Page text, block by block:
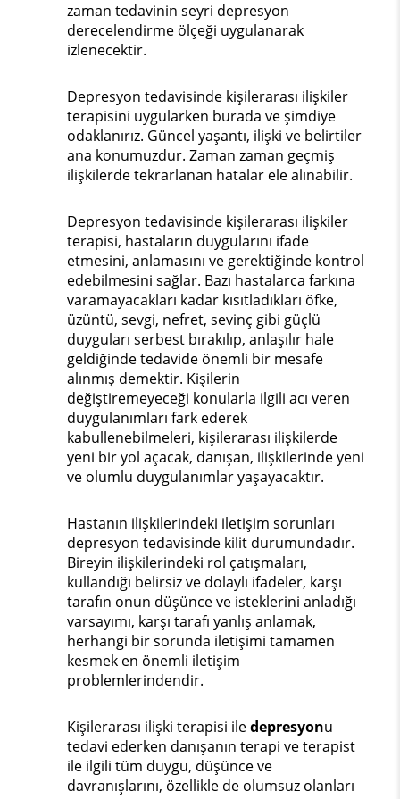
zaman tedavinin seyri depresyon
derecelendirme ölçeği uygulanarak
izlenecektir.
Depresyon tedavisinde kişilerarası ilişkiler
terapisini uygularken burada ve şimdiye
odaklanırız. Güncel yaşantı, ilişki ve belirtiler
ana konumuzdur. Zaman zaman geçmiş
ilişkilerde tekrarlanan hatalar ele alınabilir.
Depresyon tedavisinde kişilerarası ilişkiler
terapisi, hastaların duygularını ifade
etmesini, anlamasını ve gerektiğinde kontrol
edebilmesini sağlar. Bazı hastalarca farkına
varamayacakları kadar kısıtladıkları öfke,
üzüntü, sevgi, nefret, sevinç gibi güçlü
duyguları serbest bırakılıp, anlaşılır hale
geldiğinde tedavide önemli bir mesafe
alınmış demektir. Kişilerin
değiştiremeyeceği konularla ilgili acı veren
duygulanımları fark ederek
kabullenebilmeleri, kişilerarası ilişkilerde
yeni bir yol açacak, danışan, ilişkilerinde yeni
ve olumlu duygulanımlar yaşayacaktır.
Hastanın ilişkilerindeki iletişim sorunları
depresyon tedavisinde kilit durumundadır.
Bireyin ilişkilerindeki rol çatışmaları,
kullandığı belirsiz ve dolaylı ifadeler, karşı
tarafın onun düşünce ve isteklerini anladığı
varsayımı, karşı tarafı yanlış anlamak,
herhangi bir sorunda iletişimi tamamen
kesmek en önemli iletişim
problemlerindendir.
Kişilerarası ilişki terapisi iledepresyonu
tedavi ederken danışanın terapi ve terapist
ile ilgili tüm duygu, düşünce ve
davranışlarını, özellikle de olumsuz olanları